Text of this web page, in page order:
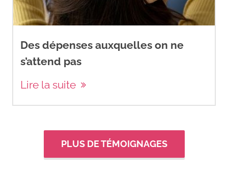
Des dépenses auxquelles on ne
s’attend pas
Lire la suite
PLUS DE TÉMOIGNAGES